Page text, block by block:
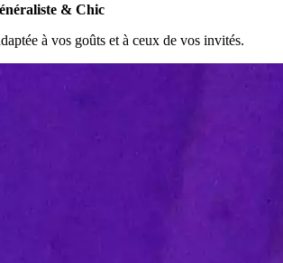
& Chic
à vos goûts et à ceux de vos invités.